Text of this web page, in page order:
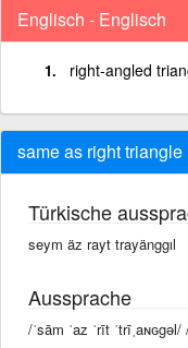
Englisch - Englisch
right-angled
same as right triangle
Türkische
seym äz rayt trayänggıl
Aussprache
/ˈsām ˈaz ˈrīt